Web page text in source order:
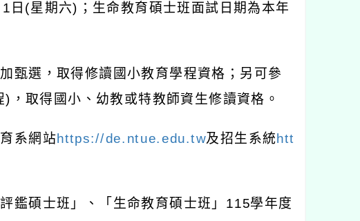
1 日 (星期六) ；生命教育碩士班面試日期為本年
甄選，取得修讀國小教育學程資格；另可參
) ，取得國小、幼教或特教師資生修讀資格。
系網站https://de.ntue.edu.tw及招生系統 htt
鑑碩士班」、「生命教育碩士班」 115學年度